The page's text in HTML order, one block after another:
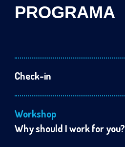
PROGRAMA
Check-in
Workshop
Why should I work for you?